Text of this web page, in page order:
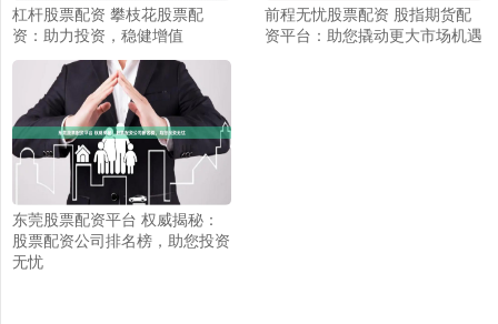
杠杆股票配资 攀枝花股票配
资：助力投资，稳健增值
前程无忧股票配资 股指期货配
资平台：助您撬动更大市场机遇
东莞股票配资平台 权威揭秘：
股票配资公司排名榜，助您投资
无忧